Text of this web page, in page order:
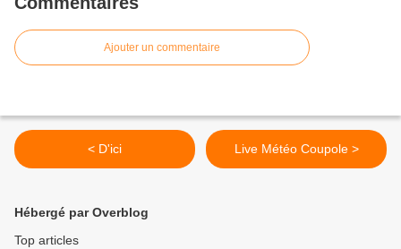
Ajouter un commentaire
< D'ici Live Météo Coupole >
Hébergé par Overblog
Top articles